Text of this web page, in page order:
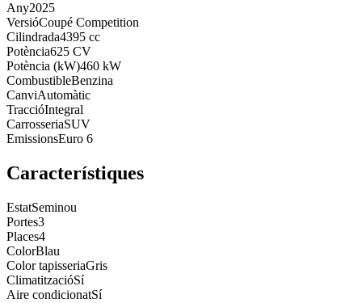
Any2025
VersióCoupé Competition
Cilindrada4395 cc
Potència625 CV
Potència (kW)460 kW
CombustibleBenzina
CanviAutomàtic
TraccióIntegral
CarrosseriaSUV
EmissionsEuro 6
Característiques
EstatSeminou
Portes3
Places4
ColorBlau
Color tapisseriaGris
ClimatitzacióSí
Aire condicionatSí